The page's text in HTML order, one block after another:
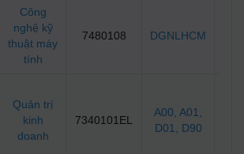
Công
nghệ kỹ
thuật máy
tính
7480108 DGNLHCM
Quản trị
kinh
doanh
7340101EL
A00 , A01
D01
, D90